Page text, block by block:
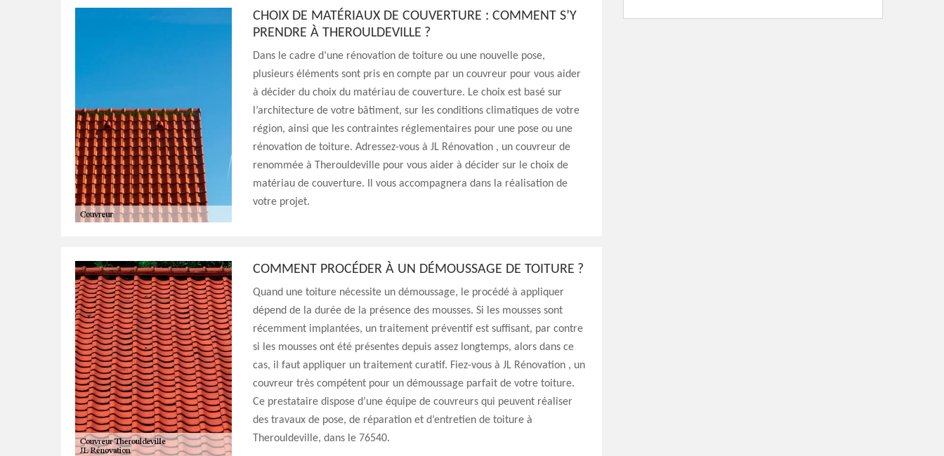
CHOIX DE MATÉRIAUX DE COUVERTURE : COMMENT S’Y
PRENDRE À THEROULDEVILLE ?
Dans le cadre d’une rénovation de toiture ou une nouvelle pose,
plusieurs éléments sont pris en compte par un couvreur pour vous aider
à décider du choix du matériau de couverture. Le choix est basé sur
l’architecture de votre bâtiment, sur les conditions climatiques de votre
région, ainsi que les contraintes réglementaires pour une pose ou une
rénovation de toiture. Adressez-vous à JL Rénovation , un couvreur de
renommée à Therouldeville pour vous aider à décider sur le choix de
matériau de couverture. Il vous accompagnera dans la réalisation de
votre projet.
COMMENT PROCÉDER À UN DÉMOUSSAGE DE TOITURE ?
Quand une toiture nécessite un démoussage, le procédé à appliquer
dépend de la durée de la présence des mousses. Si les mousses sont
récemment implantées, un traitement préventif est suffisant, par contre
si les mousses ont été présentes depuis assez longtemps, alors dans ce
cas, il faut appliquer un traitement curatif. Fiez-vous à JL Rénovation , un
couvreur très compétent pour un démoussage parfait de votre toiture.
Ce prestataire dispose d’une équipe de couvreurs qui peuvent réaliser
des travaux de pose, de réparation et d’entretien de toiture à
Therouldeville, dans le 76540.